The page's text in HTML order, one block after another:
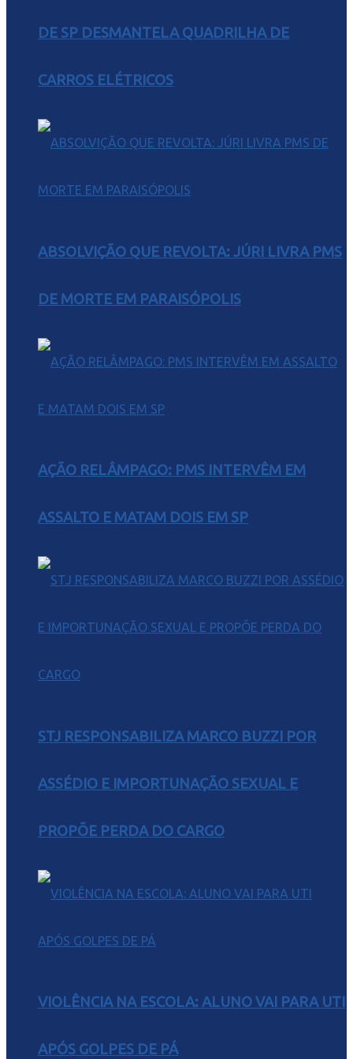
DE SP DESMANTELA QUADRILHA DE
CARROS ELÉTRICOS
ABSOLVIÇÃO QUE REVOLTA: JÚRI LIVRA PMS
DE MORTE EM PARAISÓPOLIS
AÇÃO RELÂMPAGO: PMS INTERVÊM EM
ASSALTO E MATAM DOIS EM SP
STJ RESPONSABILIZA MARCO BUZZI POR
ASSÉDIO E IMPORTUNAÇÃO SEXUAL E
PROPÕE PERDA DO CARGO
VIOLÊNCIA NA ESCOLA: ALUNO VAI PARA UTI
APÓS GOLPES DE PÁ